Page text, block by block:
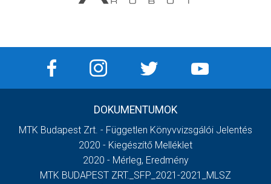
DOKUMENTUMOK
MTK Budapest Zrt. - Független Könyvvizsgálói Jelentés
2020 - Kiegészítő Melléklet
2020 - Mérleg, Eredmény
MTK BUDAPEST ZRT._SFP_2021-2021_MLSZ